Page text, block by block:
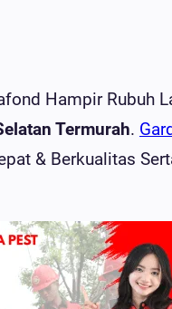
Hampir Rubuh
Termurah.
& Berkualitas